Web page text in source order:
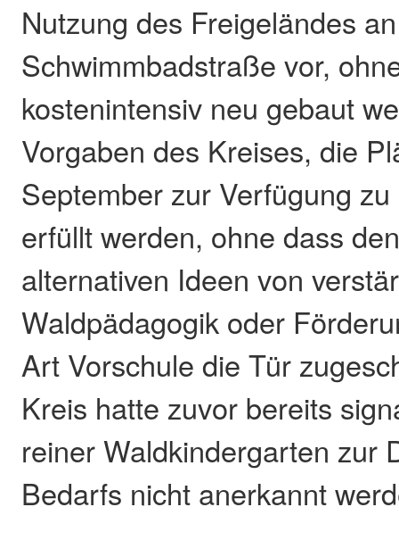
Nutzung des Freigeländes
Schwimmbadstraße vor,
kostenintensiv neu gebaut
Vorgaben des Kreises, die
September zur Verfügung
erfüllt werden, ohne dass
alternativen Ideen von
Waldpädagogik oder
Art Vorschule die Tür
Kreis hatte zuvor bereits
reiner Waldkindergarten zur
Bedarfs nicht anerkannt